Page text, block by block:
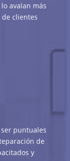
avalan más
clientes
puntuales
de
y